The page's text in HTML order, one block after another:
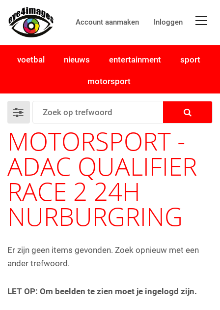
Account aanmaken Inloggen
voetbal nieuws entertainment sport
motorsport
MOTORSPORT -
ADAC QUALIFIER
RACE 2 24H
NURBURGRING
Er zijn geen items gevonden. Zoek opnieuw met een
ander trefwoord.
LET OP: Om beelden te zien moet je ingelogd zijn.